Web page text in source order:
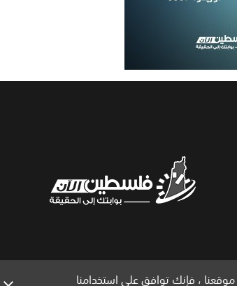
، فإنك توافق على استخدامنا